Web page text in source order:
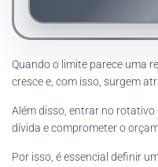
Quando o limite parece uma
cresce e, com isso, surgem
Além disso, entrar no
dívida e comprometer o
Por isso, é essencial definir